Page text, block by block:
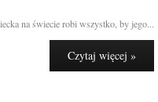
na świecie robi wszystko, by jego...
Czytaj więcej »